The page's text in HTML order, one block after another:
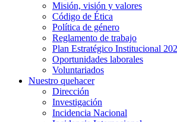
Misión, visión y valores
Código de Ética
Política de género
Reglamento de trabajo
Plan Estratégico Institucional
Oportunidades laborales
Voluntariados
Nuestro quehacer
Dirección
Investigación
Incidencia Nacional